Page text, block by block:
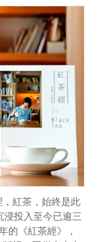
紅茶，始終是此
投入至今已逾三
的《紅茶經》，